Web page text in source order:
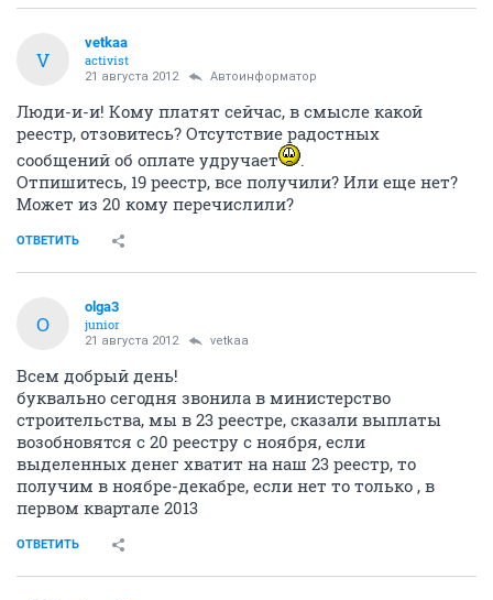
V
vetkaa
activist
21 августа 2012 Автоинформатор
Люди-и-и! Кому платят сейчас, в смысле какой
реестр, отзовитесь? Отсутствие радостных
сообщений об оплате удручает
.
Отпишитесь, 19 реестр, все получили? Или еще нет?
Может из 20 кому перечислили?
ОТВЕТИТЬ
O
olga3
junior
21 августа 2012 vetkaa
Всем добрый день!
буквально сегодня звонила в министерство
строительства, мы в 23 реестре, сказали выплаты
возобновятся с 20 реестру с ноября, если
выделенных денег хватит на наш 23 реестр, то
получим в ноябре-декабре, если нет то только , в
первом квартале 2013
ОТВЕТИТЬ